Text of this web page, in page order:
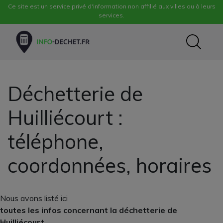
Ce site est un service privé d'information non affilié aux villes ou à leurs
services.
Déchetterie de
Huilliécourt :
téléphone,
coordonnées, horaires
Nous avons listé ici
toutes les infos concernant la déchetterie de